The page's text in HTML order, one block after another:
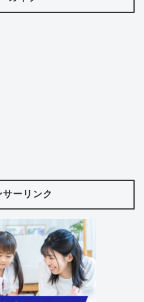
サーリンク